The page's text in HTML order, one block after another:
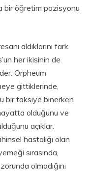
bir öğretim pozisyonu
aldıklarını fark
her ikisinin de
Orpheum
gittiklerinde,
bir taksiye binerken
olduğunu ve
açıklar.
hastalığı olan
sırasında,
olmadığını